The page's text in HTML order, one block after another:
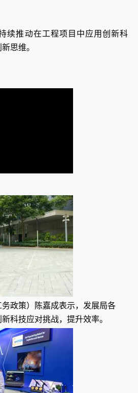
续推动在工程项目中应用创新科
思维。
政策）陈嘉成表示，发展局各
科技应对挑战，提升效率。